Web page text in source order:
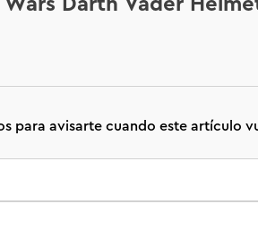
Wars Darth Vader
para avisarte cuando este artículo